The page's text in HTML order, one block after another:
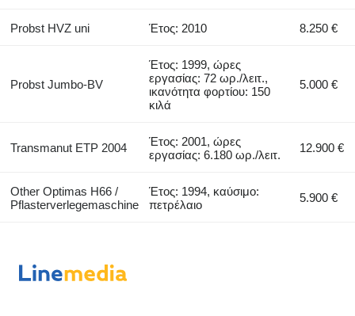
Probst HVZ uni Έτος: 2010 8.250 €
Probst Jumbo-BV
Έτος: 1999, ώρες
εργασίας: 72 ωρ./λειτ.,
ικανότητα φορτίου: 150
κιλά
5.000 €
Transmanut ETP 2004
Έτος: 2001, ώρες
εργασίας: 6.180 ωρ./λειτ.
12.900 €
Other Optimas H66 /
Pflasterverlegemaschine
Έτος: 1994, καύσιμο:
πετρέλαιο
5.900 €